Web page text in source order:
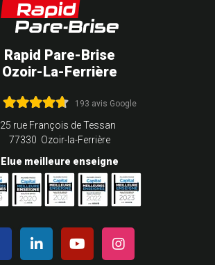
Rapid Pare-Brise
Ozoir-La-Ferrière
193 avis Google
25 rue François de Tessan
77330 Ozoir-la-Ferrière
Elue meilleure enseigne